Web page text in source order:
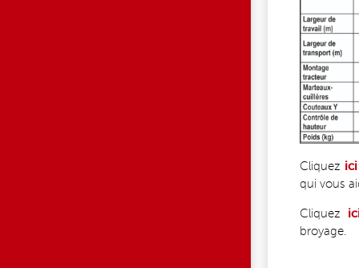
Cliquez ici
qui vous
Cliquez
broyage.